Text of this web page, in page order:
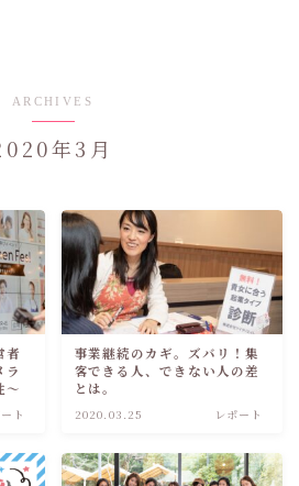
ARCHIVES
年3月
者
ラ
～
ト
事業継続のカギ。ズバリ！集
客できる人、できない人の差
とは。
2020.03.25 レポート